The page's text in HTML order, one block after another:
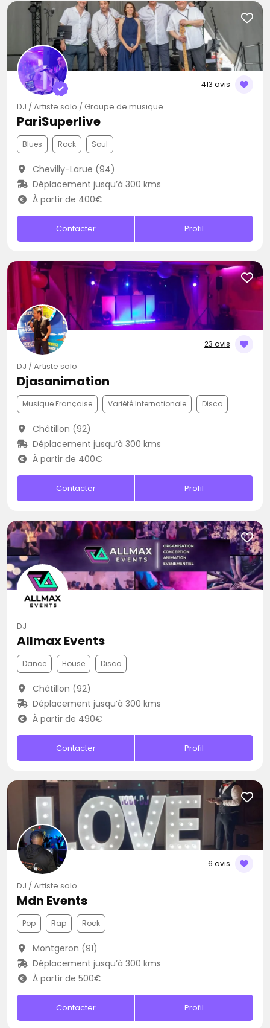
413 avis
DJ / Artiste solo / Groupe de musique
PariSuperlive
Blues Rock Soul
Chevilly-Larue (94)
Déplacement jusqu’à 300 kms
À partir de 400€
Contacter Profil
23 avis
DJ / Artiste solo
Djasanimation
Musique Française Variété Internationale Disco
Châtillon (92)
Déplacement jusqu’à 300 kms
À partir de 400€
Contacter Profil
DJ
Allmax Events
Dance House Disco
Châtillon (92)
Déplacement jusqu’à 300 kms
À partir de 490€
Contacter Profil
6 avis
DJ / Artiste solo
Mdn Events
Pop Rap Rock
Montgeron (91)
Déplacement jusqu’à 300 kms
À partir de 500€
Contacter Profil